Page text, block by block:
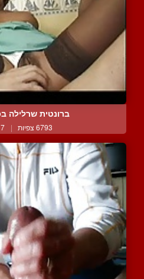
ברונטית שרלילה
6793 צפיות | 7 המלצות